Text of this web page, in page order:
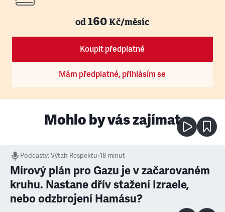
od160Kč/měsíc
Koupit předplatné
Mám předplatné, přihlásím se
Mohlo by vás zajímat
Podcasty:Výtah Respektu•18 minut
Mírový plán pro Gazu je v začarovaném
kruhu. Nastane dřív stažení Izraele,
nebo odzbrojení Hamásu?